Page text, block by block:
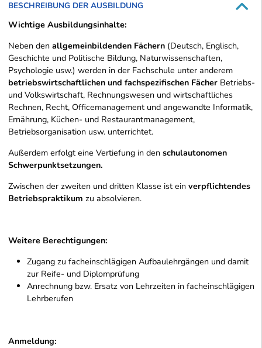
BESCHREIBUNG DER AUSBILDUNG
Wichtige Ausbildungsinhalte:
Neben den allgemeinbildenden Fächern (Deutsch, Englisch,
Geschichte und Politische Bildung, Naturwissenschaften,
Psychologie usw.) werden in der Fachschule unter anderem
betriebswirtschaftlichen und fachspezifischen Fächer Betriebs-
und Volkswirtschaft, Rechnungswesen und wirtschaftliches
Rechnen, Recht, Officemanagement und angewandte Informatik,
Ernährung, Küchen- und Restaurantmanagement,
Betriebsorganisation usw. unterrichtet.
Außerdem erfolgt eine Vertiefung in den schulautonomen
Schwerpunktsetzungen.
Zwischen der zweiten und dritten Klasse ist ein verpflichtendes
Betriebspraktikum zu absolvieren.
Weitere Berechtigungen:
Zugang zu facheinschlägigen Aufbaulehrgängen und damit
zur Reife- und Diplomprüfung
Anrechnung bzw. Ersatz von Lehrzeiten in facheinschlägigen
Lehrberufen
Anmeldung: